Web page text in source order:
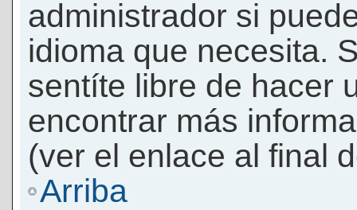
administrador si
idioma que necesita.
sentíte libre de hacer
encontrar más
(ver el enlace al final
Arriba